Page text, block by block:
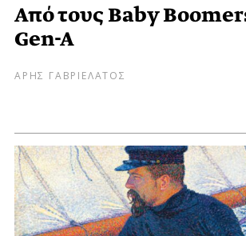
Από τους Baby
Gen-A
ΑΡΗΣ ΓΑΒΡΙΕΛΑΤΟΣ